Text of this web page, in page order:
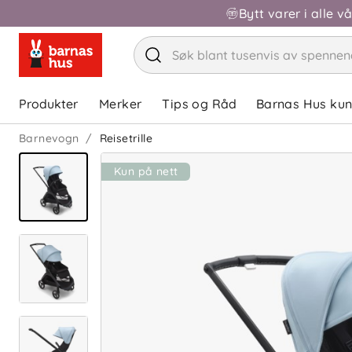
Bytt varer i alle
Produkter Merker Tips og Råd Barnas Hus
Barnevogn Reisetrille
Kun på nett